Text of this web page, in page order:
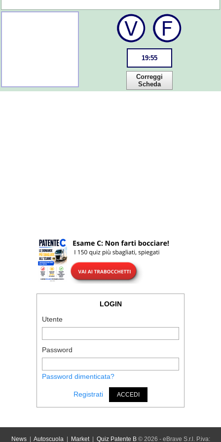
19:55
Correggi
Scheda
LOGIN
Utente
Password
Password dimenticata?
Registrati ACCEDI
News| Autoscuola| Market| Quiz Patente B© 2026 - eBrave S.r.l. P.iva: